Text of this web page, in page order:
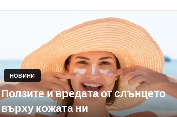
НОВИНИ
Ползите и вредата от слънцето
върху кожата ни